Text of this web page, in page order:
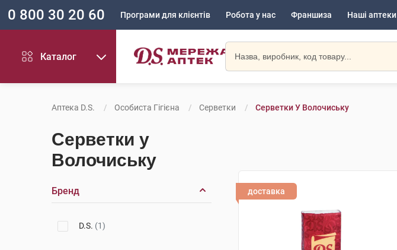
0 800 30 20 60 Програми для клієнтів Робота у нас Франшиза Наші аптеки
Каталог
Аптека D.S. Особиста Гігієна Серветки Серветки У Волочиську
Серветки у
Волочиську
Бренд
D.S. (1)
доставка